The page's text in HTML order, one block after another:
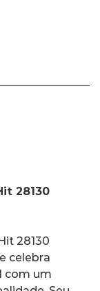
28130
28130
celebra
com um